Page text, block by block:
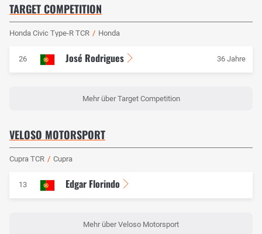
TARGET COMPETITION
Honda Civic Type-R TCR / Honda
26 José Rodrigues 36 Jahre
Mehr über Target Competition
VELOSO MOTORSPORT
Cupra TCR / Cupra
13 Edgar Florindo
Mehr über Veloso Motorsport